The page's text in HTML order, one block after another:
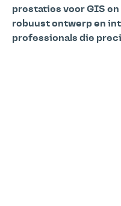
prestaties voor GIS en
robuust ontwerp en
professionals die